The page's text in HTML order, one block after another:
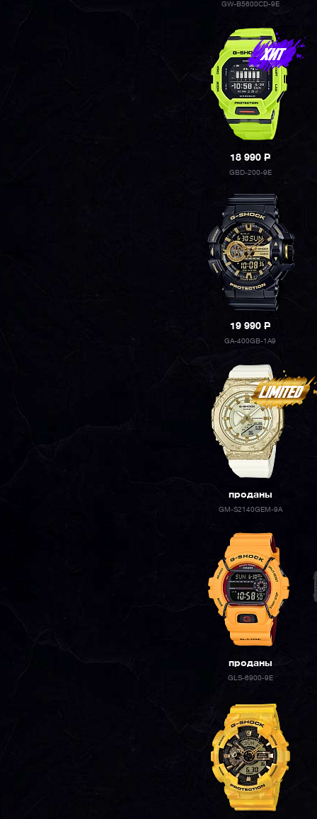
GW-B5600CD-9E
18 990P
GBD-200-9E
19 990P
GA-400GB-1A9
проданы
GM-S2140GEM-9A
проданы
GLS-6900-9E